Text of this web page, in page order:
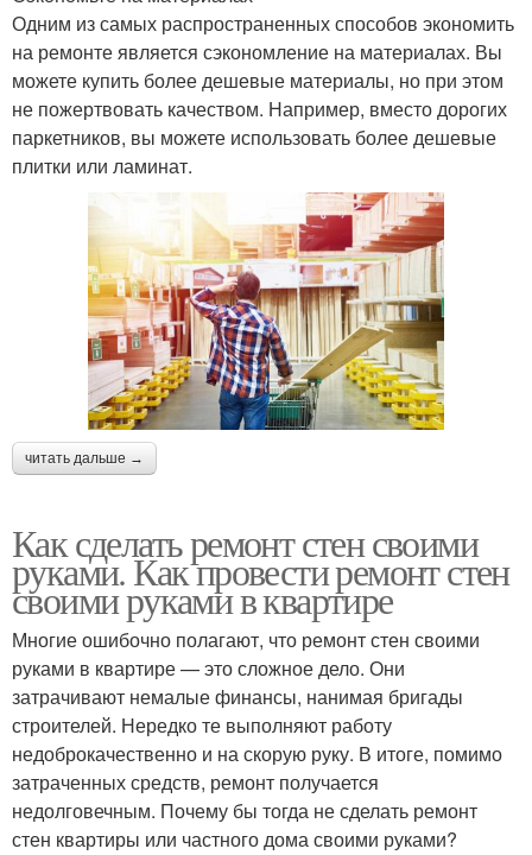
Одним из самых распространенных способов экономить
на ремонте является сэкономление на материалах. Вы
можете купить более дешевые материалы, но при этом
не пожертвовать качеством. Например, вместо дорогих
паркетников, вы можете использовать более дешевые
плитки или ламинат.
читать дальше →
Как сделать ремонт стен своими
руками. Как провести ремонт стен
своими руками в квартире
Многие ошибочно полагают, что ремонт стен своими
руками в квартире — это сложное дело. Они
затрачивают немалые финансы, нанимая бригады
строителей. Нередко те выполняют работу
недоброкачественно и на скорую руку. В итоге, помимо
затраченных средств, ремонт получается
недолговечным. Почему бы тогда не сделать ремонт
стен квартиры или частного дома своими руками?